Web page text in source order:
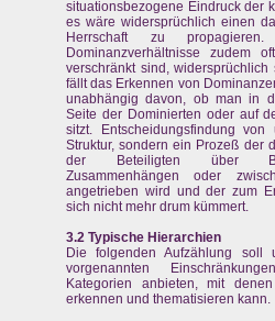
situationsbezogene Eindruck der
es wäre widersprüchlich einen
Herrschaft zu
Dominanzverhältnisse zudem
verschränkt sind,
fällt das Erkennen von
unabhängig davon, ob man in
Seite der Dominierten oder auf
sitzt. Entscheidungsfindung
Struktur, sondern ein Prozeß der
der Beteiligten über
Zusammenhängen oder
angetrieben wird und der zum
sich nicht mehr drum kümmert.
3.2 Typische Hierarchien
Die folgenden Aufzählung soll
vorgenannten
Kategorien anbieten, mit
erkennen und thematisieren kann.